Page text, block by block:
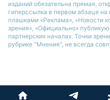
изданий обязательна прямая,
гиперссылка в первом абзаце
плашками «Реклама», «Новости
зрения», «Официально»
партнерских началах. Точки
рубрике "Мнения", не всегда